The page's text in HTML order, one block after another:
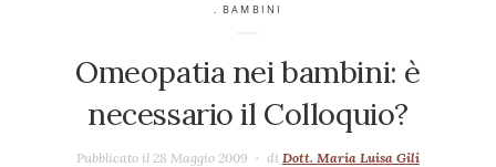
. BAMBINI
Omeopatia nei bambini: è
necessario il Colloquio?
Pubblicato il 28 Maggio 2009 di Dott. Maria Luisa Gili